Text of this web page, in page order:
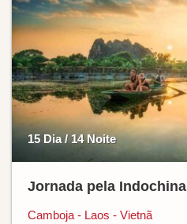
15 Dia / 14 Noite
Jornada pela Indochina
Camboja - Laos - Vietnã